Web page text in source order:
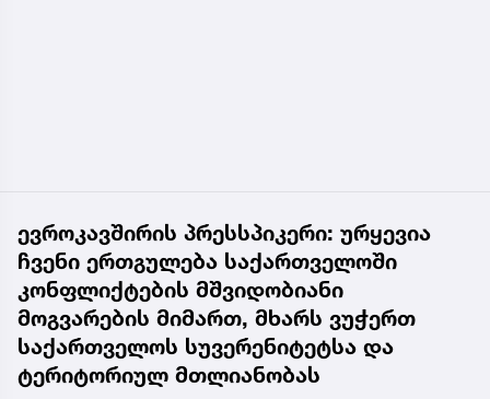
ევროკავშირის პრესსპიკერი: ურყევია
ჩვენი ერთგულება საქართველოში
კონფლიქტების მშვიდობიანი
მოგვარების მიმართ, მხარს ვუჭერთ
საქართველოს სუვერენიტეტსა და
ტერიტორიულ მთლიანობას